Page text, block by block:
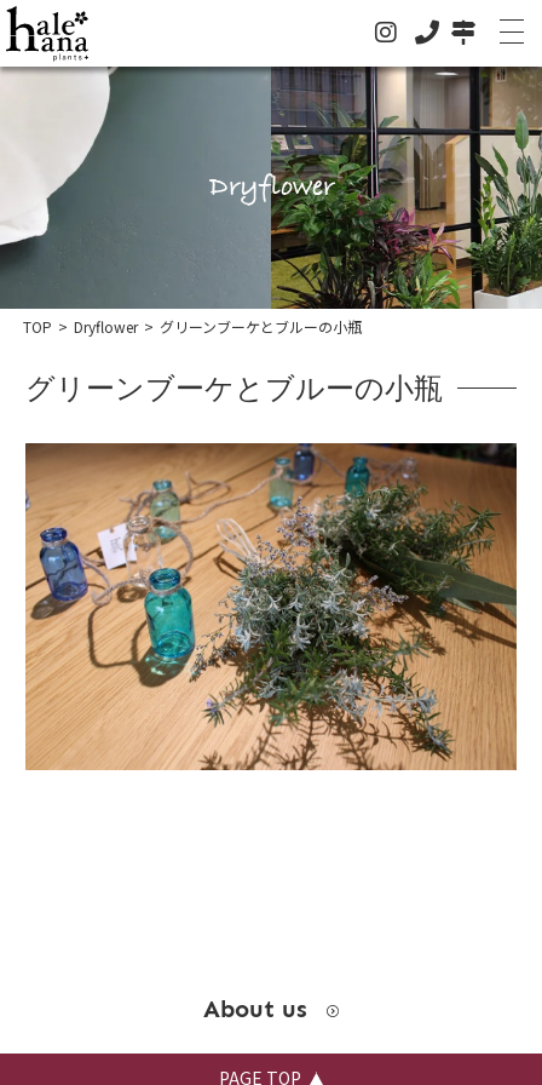
ホーム
オンラインストア
法人の方はこちらへ
イベント
お知らせ
ドライフラワー
ハレハナについて
お問い合わせ
instagram
Dryflower
TOP > Dryflower > グリーンブーケとブルーの小瓶
グリーンブーケとブルーの小瓶
About us
PAGE TOP